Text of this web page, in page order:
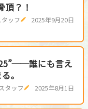
？！
タッフ 2025年9月20日
誰にも言え
。
スタッフ 2025年8月1日